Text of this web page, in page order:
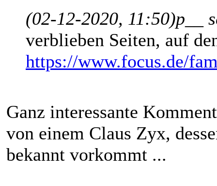
(02-12-2020, 11:50)p__
verblieben Seiten, auf
https://www.focus.de/
Ganz interessante
von einem Claus Zyx,
bekannt vorkommt ...